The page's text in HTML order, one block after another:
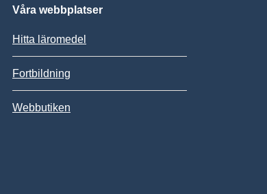
Våra webbplatser
Hitta läromedel
Fortbildning
Webbutiken